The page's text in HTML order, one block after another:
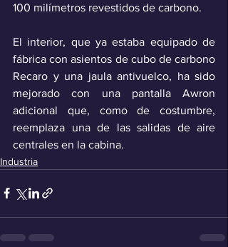
100 milímetros revestidos de carbono.
El interior, que ya estaba equipado de
fábrica con asientos de cubo de carbono
Recaro y una jaula antivuelco, ha sido
mejorado con una pantalla Awron
adicional que, como de costumbre,
reemplaza una de las salidas de aire
centrales en la cabina.
Industria